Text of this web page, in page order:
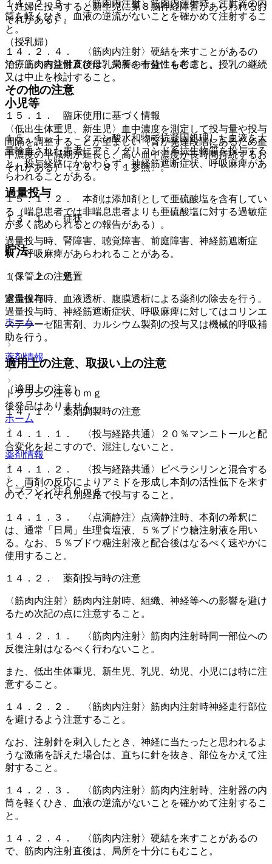
１４．２．３． 〈筋肉内注射〉筋肉内注射時、注射器の内
筒を軽くひき、血液の逆流がないことを確かめて注射するこ
と。
１４．２．４． 〈筋肉内注射〉硬結を来すことがあるの
で、筋肉内注射直後は、局所を十分にもむこと。
その他の注意
１５．１． 臨床使用に基づく情報
１５．１．１． クエン酸水和物で抗凝固処理した血液を大
量輸血された患者にアミノグリコシド系抗生物質を投与する
と、投与経路にかかわらず、神経筋遮断症状、呼吸麻痺があ
らわれることがある。
１５．１．２． 本剤は添加剤として亜硫酸塩を含有してい
る（喘息患者では非喘息患者よりも亜硫酸塩に対する過敏症
が多く認められるとの報告がある）。
貯法
（保管上の注意）
室温保存。
ホーム
薬剤情報
トブラシン注６０ｍｇ
後発品はありません
ホーム
薬剤情報
トブラシン注６０ｍｇ
（妊婦に投与すると新生児に第８脳神経障害があらわれるお
それがある）。
（授乳婦）
治療上の有益性及び母乳栄養の有益性を考慮し、授乳の継続
又は中止を検討すること。
小児等
〈低出生体重児、新生児〉血中濃度を測定して投与量や投与
間隔を調整することが望ましい（腎が発達段階にあるため血
中濃度の半減期が延長し、高い血中濃度が長時間持続するお
それがある）〔１６．８．１参照〕。
過量投与
１３．１． 症状
過量投与時、腎障害、聴覚障害、前庭障害、神経筋遮断症
状、呼吸麻痺があらわれることがある。
１３．２． 処置
過量投与時、血液透析、腹膜透析による薬剤の除去を行う。
過量投与時、神経筋遮断症状、呼吸麻痺に対してはコリンエ
ステラーゼ阻害剤、カルシウム製剤の投与又は機械的呼吸補
助を行う。
適用上の注意、取扱い上の注意
（適用上の注意）
１４．１． 薬剤調製時の注意
１４．１．１． 〈投与経路共通〉２０％マンニトールと配
合変化を起こすので、混注しないこと。
１４．１．２． 〈投与経路共通〉ピペラシリンと混合する
と、両剤の反応によりアミドを形成し本剤の活性低下を来す
ので、それぞれ別経路で投与すること。
１４．１．３． 〈点滴静注〉点滴静注時、本剤の希釈に
は、通常「日局」生理食塩液、５％ブドウ糖注射液を用い
る。なお、５％ブドウ糖注射液と配合後はなるべく速やかに
使用すること。
１４．２． 薬剤投与時の注意
〈筋肉内注射〉筋肉内注射時、組織、神経等への影響を避け
るため次記の点に注意すること。
１４．２．１． 〈筋肉内注射〉筋肉内注射時同一部位への
反復注射はなるべく行わないこと。
また、低出生体重児、新生児、乳児、幼児、小児には特に注
意すること。
１４．２．２． 〈筋肉内注射〉筋肉内注射時神経走行部位
を避けるよう注意すること。
なお、注射針を刺入したとき、神経に当たったと思われるよ
うな激痛を訴えた場合は、直ちに針を抜き、部位をかえて注
射すること。
１４．２．３． 〈筋肉内注射〉筋肉内注射時、注射器の内
筒を軽くひき、血液の逆流がないことを確かめて注射するこ
と。
１４．２．４． 〈筋肉内注射〉硬結を来すことがあるの
で、筋肉内注射直後は、局所を十分にもむこと。